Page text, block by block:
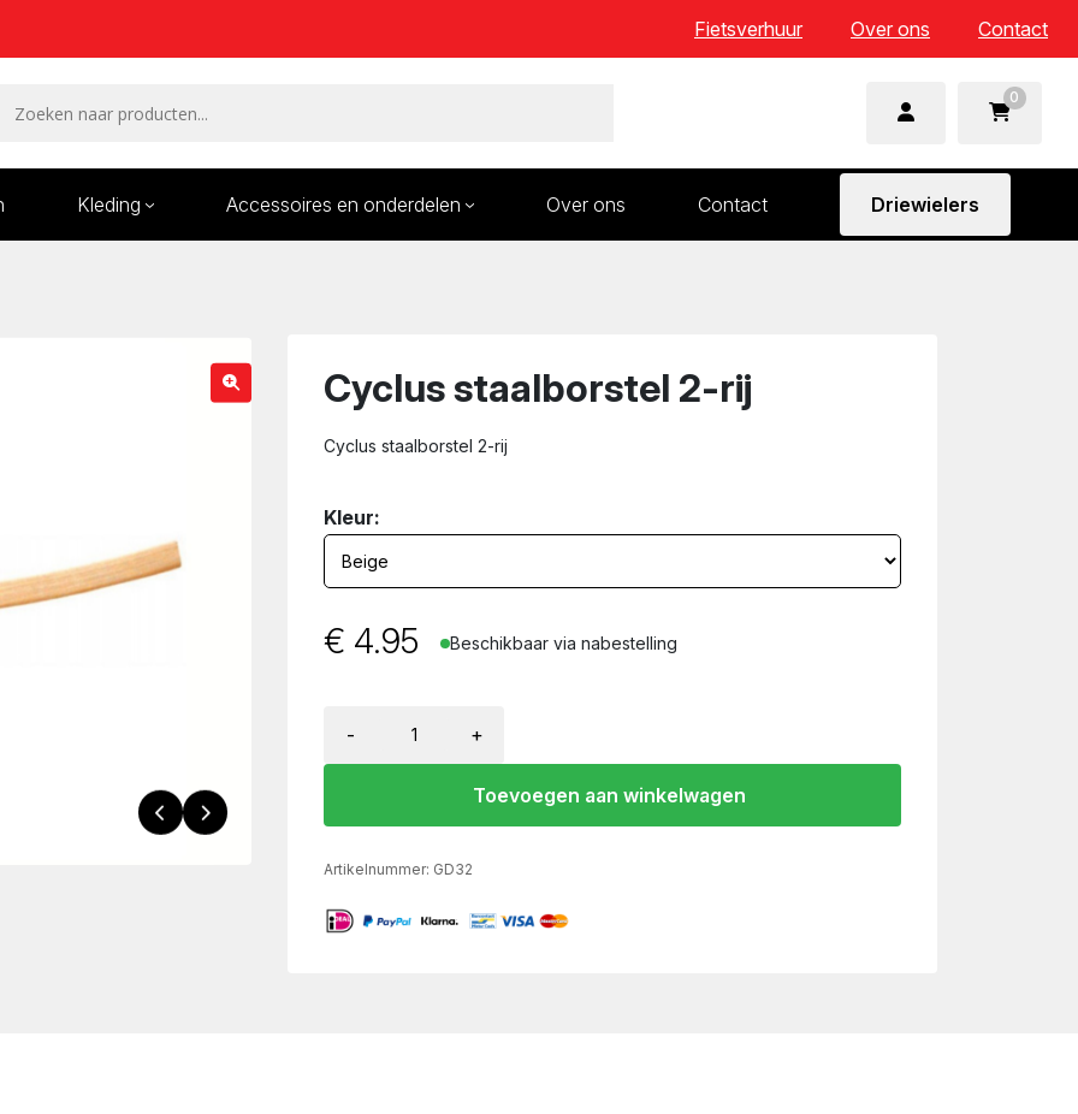
Fietsverhuur Over ons Contact
0
Kleding Accessoires en onderdelen Over ons Contact Driewielers
Cyclus staalborstel 2-rij
Cyclus staalborstel 2-rij
Kleur:
€ 4.95 Beschikbaar via nabestelling
- +
Toevoegen aan winkelwagen
Artikelnummer: GD32